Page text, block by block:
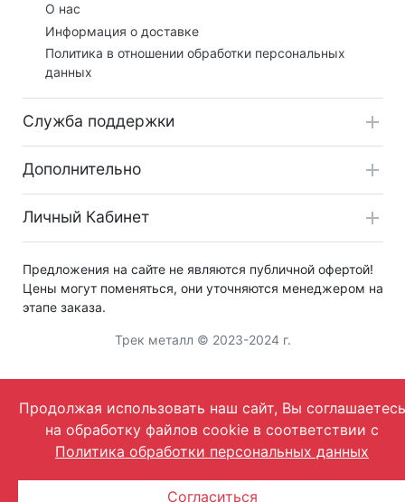
О нас
Информация о доставке
Политика в отношении обработки персональных
данных
Служба поддержки
Дополнительно
Личный Кабинет
Предложения на сайте не являются публичной офертой!
Цены могут поменяться, они уточняются менеджером на
этапе заказа.
Трек металл © 2023-2024 г.
Продолжая использовать наш сайт, Вы соглашаетесь
на обработку файлов cookie в соответствии с
Политика обработки персональных данных
Согласиться